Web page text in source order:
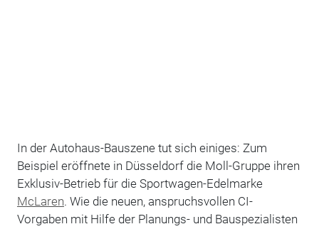
In der Autohaus-Bauszene tut sich einiges: Zum
Beispiel eröffnete in Düsseldorf die Moll-Gruppe ihren
Exklusiv-Betrieb für die Sportwagen-Edelmarke
McLaren. Wie die neuen, anspruchsvollen CI-
Vorgaben mit Hilfe der Planungs- und Bauspezialisten